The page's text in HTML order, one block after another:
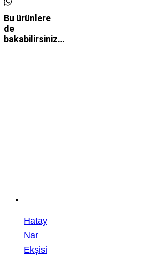
Bu ürünlere
de
bakabilirsiniz…
Hatay
Nar
Ekşisi